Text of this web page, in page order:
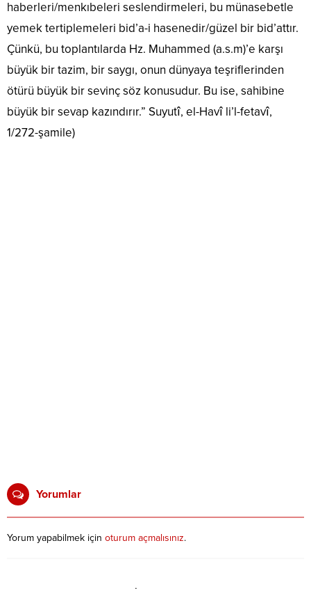
haberleri/menkıbeleri seslendirmeleri, bu münasebetle
yemek tertiplemeleri bid’a-i hasenedir/güzel bir bid’attır.
Çünkü, bu toplantılarda Hz. Muhammed (a.s.m)’e karşı
büyük bir tazim, bir saygı, onun dünyaya teşriflerinden
ötürü büyük bir sevinç söz konusudur. Bu ise, sahibine
büyük bir sevap kazındırır.” Suyutî, el-Havî li’l-fetavî,
1/272-şamile)
Yorumlar
Yorum yapabilmek için oturum açmalısınız.